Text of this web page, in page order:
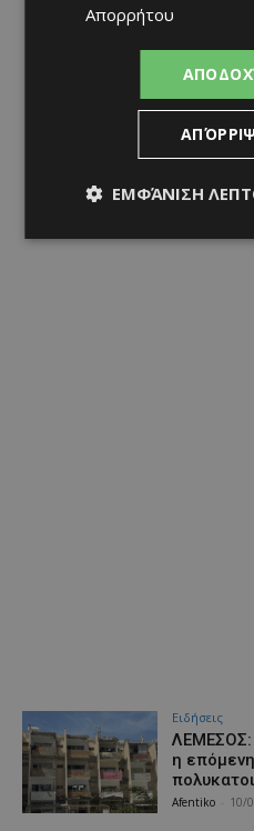
Ειδήσεις
ΛΕΜΕΣΟΣ:
η επόμενη
Afentiko 10/
Απορρήτου
ΕΜΦΆΝΙΣΗ